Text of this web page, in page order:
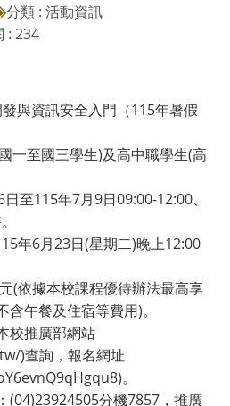
分類 : 活動資訊
: 234
與資訊安全入門（115年暑假
一至國三學生)及高中職學生(高
至115年7月9日09:00-12:00、
年6月23日(星期二)晚上12:00
(依據本校課程優待辦法最高享
午餐及住宿等費用)。
校推廣部網站
)查詢，報名網址
。
(04)23924505分機7857，推廣